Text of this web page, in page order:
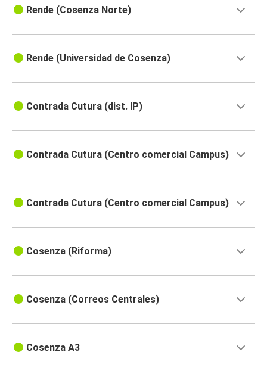
Rende (Cosenza Norte)
Rende (Universidad de Cosenza)
Contrada Cutura (dist. IP)
Contrada Cutura (Centro comercial Campus)
Contrada Cutura (Centro comercial Campus)
Cosenza (Riforma)
Cosenza (Correos Centrales)
Cosenza A3